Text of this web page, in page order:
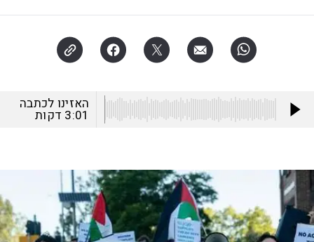
האזינו לכתבה
3:01 דקות